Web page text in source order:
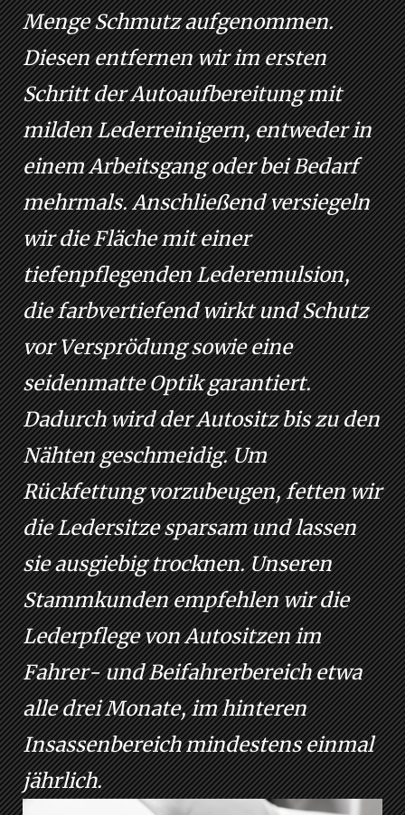
Menge Schmutz aufgenommen.
Diesen entfernen wir im ersten
Schritt der Autoaufbereitung mit
milden Lederreinigern, entweder in
einem Arbeitsgang oder bei Bedarf
mehrmals. Anschließend versiegeln
wir die Fläche mit einer
tiefenpflegenden Lederemulsion,
die farbvertiefend wirkt und Schutz
vor Versprödung sowie eine
seidenmatte Optik garantiert.
Dadurch wird der Autositz bis zu den
Nähten geschmeidig. Um
Rückfettung vorzubeugen, fetten wir
die Ledersitze sparsam und lassen
sie ausgiebig trocknen. Unseren
Stammkunden empfehlen wir die
Lederpflege von Autositzen im
Fahrer- und Beifahrerbereich etwa
alle drei Monate, im hinteren
Insassenbereich mindestens einmal
jährlich.